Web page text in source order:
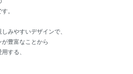
。
みやすいデザインで、
豊富なことから
する、